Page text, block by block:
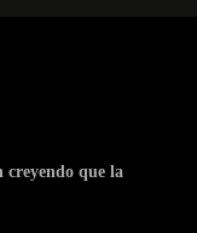
creyendo que la